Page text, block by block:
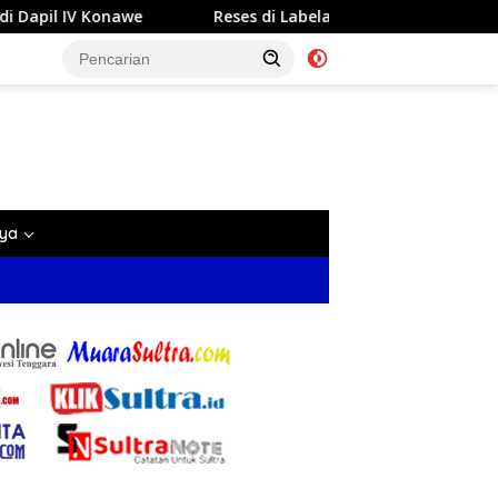
di Labela, Anggota DPRD Sultra Dr Ardin Akan